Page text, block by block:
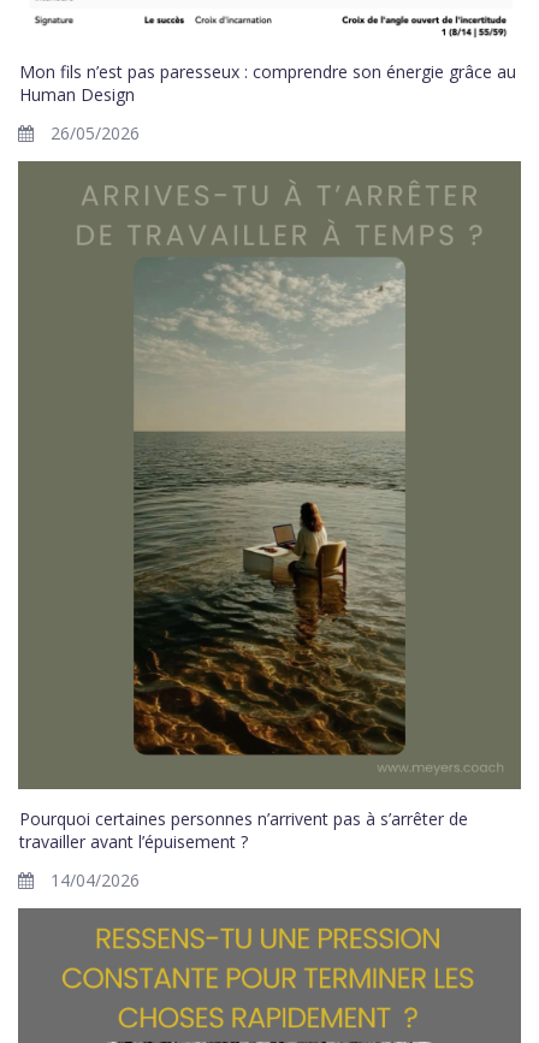
Mon fils n’est pas paresseux : comprendre son énergie grâce au
Human Design
26/05/2026
Pourquoi certaines personnes n’arrivent pas à s’arrêter de
travailler avant l’épuisement ?
14/04/2026